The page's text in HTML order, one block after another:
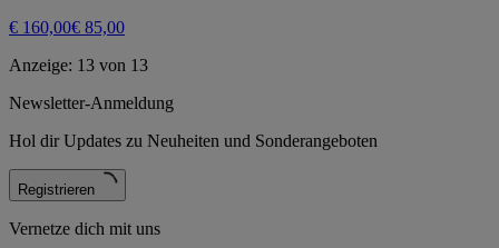
€ 160,00€ 85,00
Anzeige: 13 von 13
Newsletter-Anmeldung
Hol dir Updates zu Neuheiten und Sonderangeboten
Registrieren
Vernetze dich mit uns